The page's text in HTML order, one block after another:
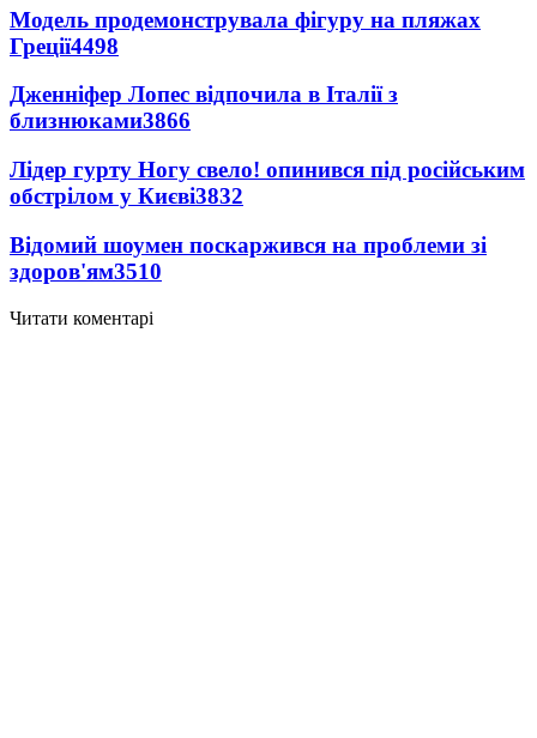
Модель продемонструвала фігуру на пляжах
Греції4498
Дженніфер Лопес відпочила в Італії з
близнюками3866
Лідер гурту Ногу свело! опинився під російським
обстрілом у Києві3832
Відомий шоумен поскаржився на проблеми зі
здоров'ям3510
Читати коментарі